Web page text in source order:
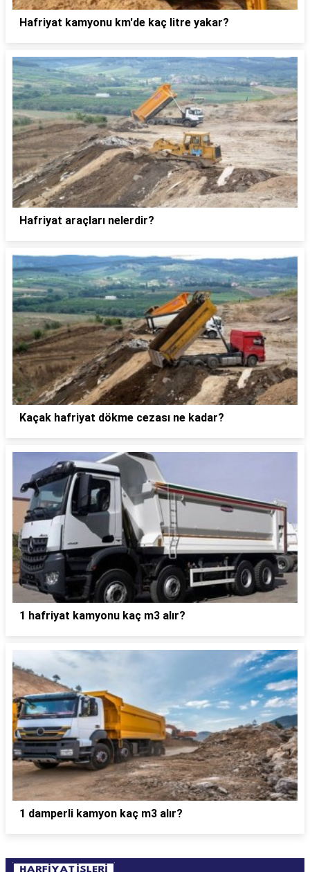
Hafriyat kamyonu km'de kaç litre yakar?
Hafriyat araçları nelerdir?
Kaçak hafriyat dökme cezası ne kadar?
1 hafriyat kamyonu kaç m3 alır?
1 damperli kamyon kaç m3 alır?